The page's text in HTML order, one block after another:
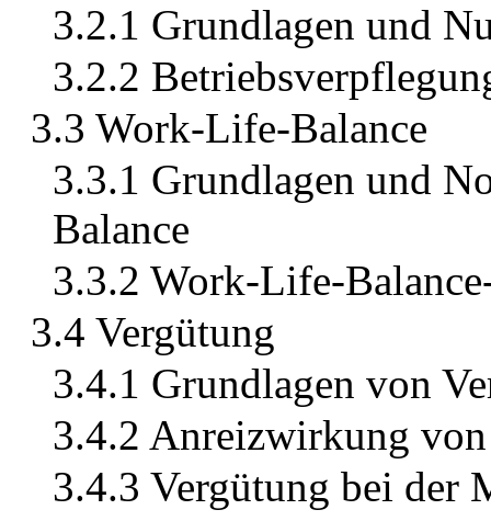
3.2.1 Grundlagen und
3.2.2
3.3 Work-Life-Balance
3.3.1 Grundlagen und
Balance
3.3.2 Work-Life-
3.4 Vergütung
3.4.1 Grundlagen von
3.4.2 Anreizwirkung
3.4.3 Vergütung bei der